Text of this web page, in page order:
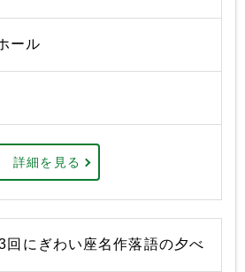
ール
詳細を見る
回にぎわい座名作落語の夕べ